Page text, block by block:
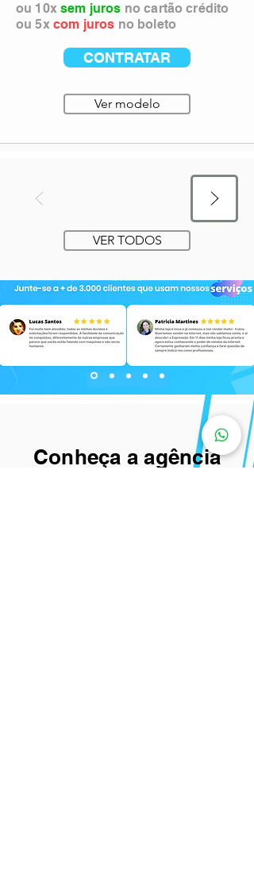
ou 10xsem juros no cartão crédito
ou 5x com juros no boleto
CONTRATAR
Ver modelo
VER TODOS
Conheça a agência